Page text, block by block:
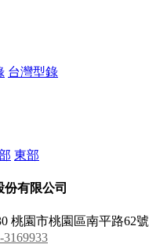
台灣型錄
東部
有限公司
桃園市桃園區南平路62號
3169933